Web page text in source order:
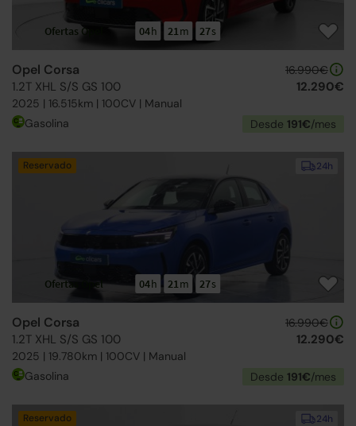
Ofertas Opel 04h 21m 26s
Opel Corsa
1.2T XHL S/S GS 100
2025 | 16.515km | 100CV | Manual
16.990€
12.290€
Gasolina Desde 191€/mes
24h
Reservado
Ofertas Opel 04h 21m 26s
Opel Corsa
1.2T XHL S/S GS 100
2025 | 19.780km | 100CV | Manual
16.990€
12.290€
Gasolina Desde 191€/mes
24h
Reservado